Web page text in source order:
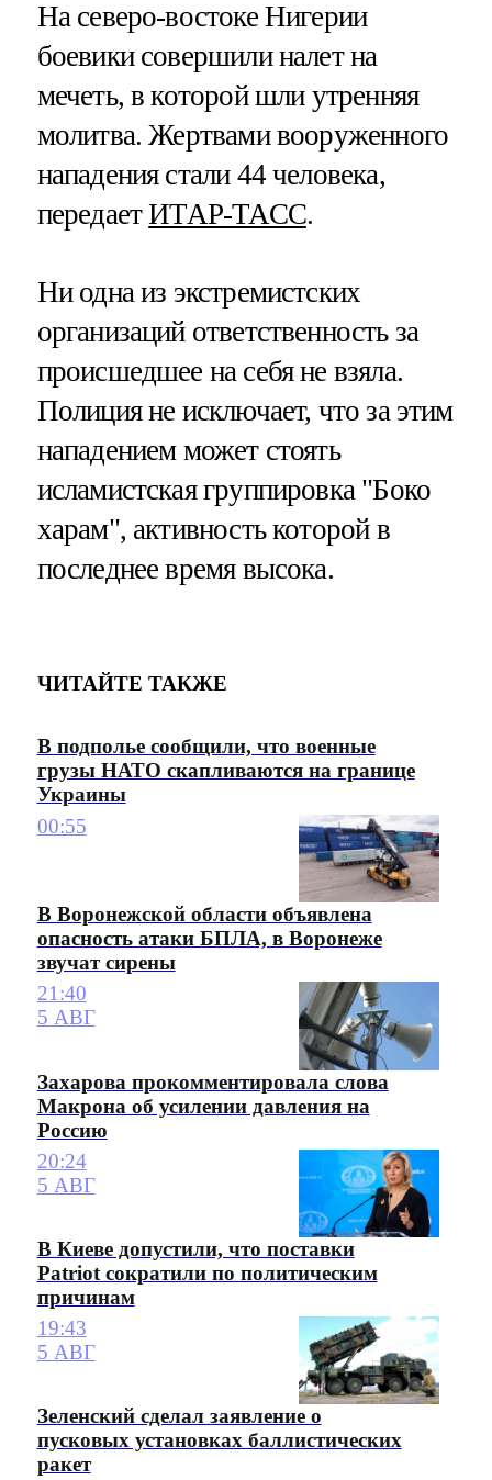
На северо-востоке Нигерии
боевики совершили налет на
мечеть, в которой шли утренняя
молитва. Жертвами вооруженного
нападения стали 44 человека,
передаетИТАР-ТАСС.
Ни одна из экстремистских
организаций ответственность за
происшедшее на себя не взяла.
Полиция не исключает, что за этим
нападением может стоять
исламистская группировка "Боко
харам", активность которой в
последнее время высока.
ЧИТАЙТЕ ТАКЖЕ
В подполье сообщили, что военные
грузы НАТО скапливаются на границе
Украины
00:55
В Воронежской области объявлена
опасность атаки БПЛА, в Воронеже
звучат сирены
21:40
5 АВГ
Захарова прокомментировала слова
Макрона об усилении давления на
Россию
20:24
5 АВГ
В Киеве допустили, что поставки
Patriot сократили по политическим
причинам
19:43
5 АВГ
Зеленский сделал заявление о
пусковых установках баллистических
ракет